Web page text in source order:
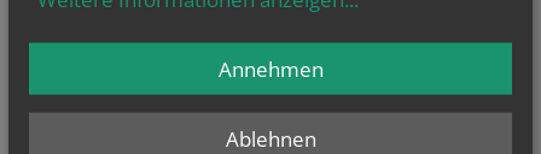
Evangelium
Mt 14, 22–33
Herr, befiehl, dass ich auf dem Wasser zu dir komme
Ablehnen
Annehmen